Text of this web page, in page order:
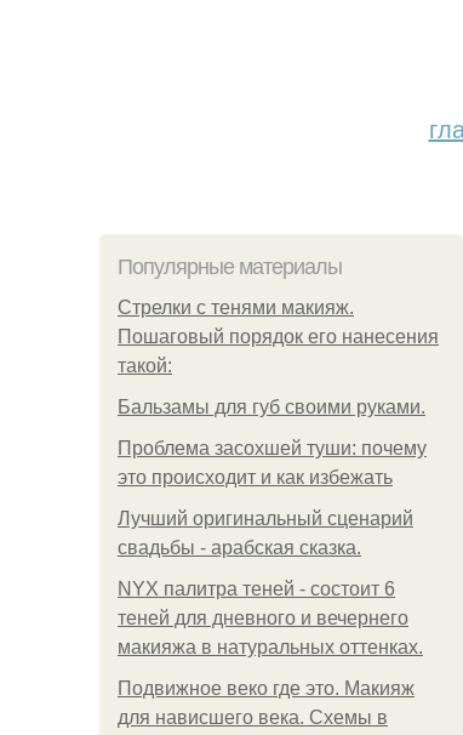
Популярные материалы
Стрелки с тенями макияж.
Пошаговый порядок его нанесения
такой:
Бальзамы для губ своими руками.
Проблема засохшей туши: почему
это происходит и как избежать
Лучший оригинальный сценарий
свадьбы - арабская сказка.
NYX палитра теней - состоит 6
теней для дневного и вечернего
макияжа в натуральных оттенках.
Подвижное веко где это. Макияж
для нависшего века. Схемы в